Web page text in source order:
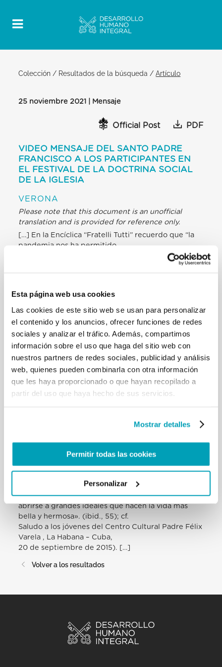
Esta página web usa cookies
Las cookies de este sitio web se usan para personalizar
el contenido y los anuncios, ofrecer funciones de redes
sociales y analizar el tráfico. Además, compartimos
información sobre el uso que haga del sitio web con
nuestros partners de redes sociales, publicidad y análisis
web, quienes pueden combinarla con otra información
que les haya proporcionado o que hayan recopilado a
partir del uso que haya hecho de sus servicios.
Mostrar detalles
Permitir todas las cookies
Personalizar
Colección / Resultados de la búsqueda /Artículo
25 noviembre 2021 | Mensaje
Official Post PDF
VIDEO MENSAJE DEL SANTO PADRE
FRANCISCO A LOS PARTICIPANTES EN
EL FESTIVAL DE LA DOCTRINA SOCIAL
DE LA IGLESIA
VERONA
Please note that this document is an unofficial
translation and is provided for reference only.
[…] En la Encíclica “Fratelli Tutti” recuerdo que “la
pandemia nos ha permitido
recuperar y agradecer a muchos compañeros y
están entrelazadas y apoyadas por personas
comunes que, sin duda, han escrito
los hechos definitorios de nuestra historia
compartida: médicos, enfermeras y
enfermeras, farmacéuticos, trabajadores de
supermercados, amas de casa,
cuidadores, transportistas., Hombres. y mujeres
que trabajan para brindar
servicios esenciales y seguridad, voluntarias,
sacerdotes, religiosas ”, etc. Estos
los talentos puestos en práctica. Aquí está la
creatividad con audacia y coraje. Por eso, renuevo
la invitación a caminar con la
esperanza de que «es atrevida, sabe mirar más allá
de la comodidad personal,
las pequeñas seguridades y compensaciones que
estrechan el horizonte, para
abrirse a grandes ideales que hacen la vida más
bella y hermosa». (ibid., 55); cf.
Saludo a los jóvenes del Centro Cultural Padre Félix
Varela , La Habana – Cuba,
20 de septiembre de 2015). […]
Volver a los resultados